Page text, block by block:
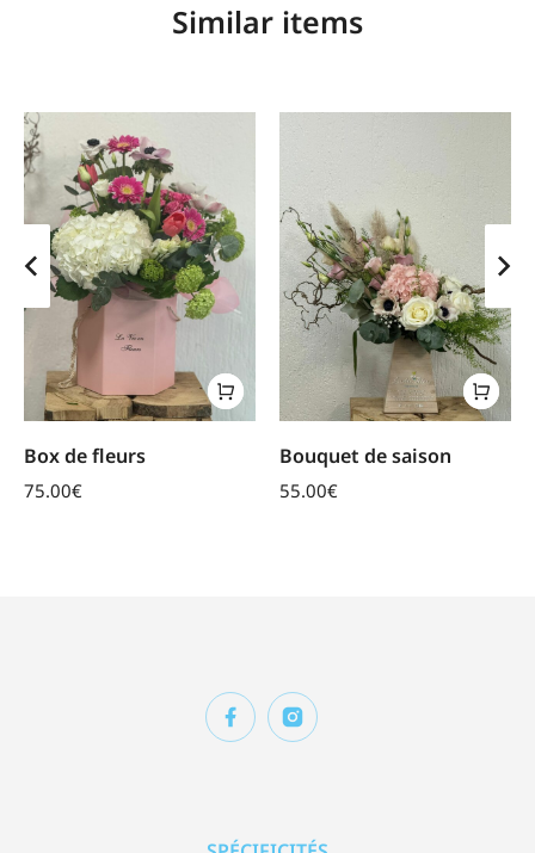
Similar items
Box de fleurs
75.00€
Bouquet de saison
55.00€